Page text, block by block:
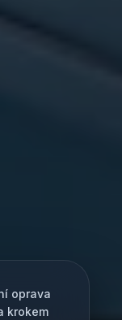
oprava
krokem